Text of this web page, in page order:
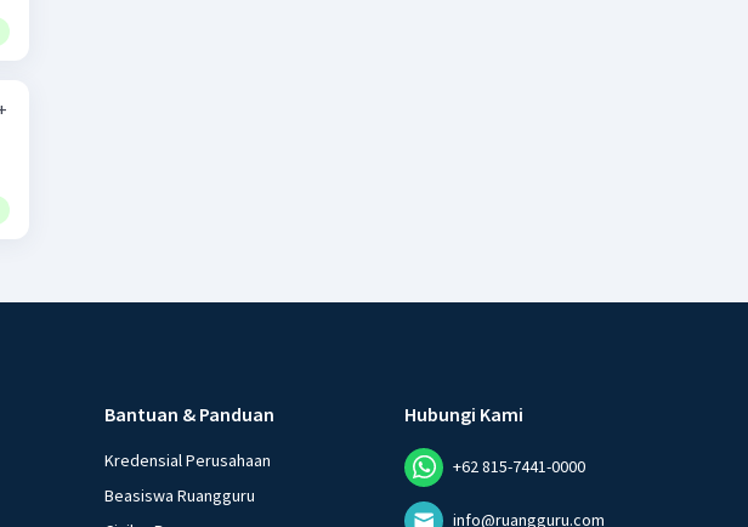
Bantuan & Panduan
Kredensial Perusahaan
Beasiswa Ruangguru
Hubungi Kami
+62 815-7441-0000
info@ruangguru.com